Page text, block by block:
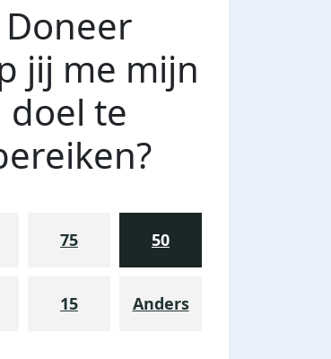
Doneer
jij me mijn
doel te
75 50
15 Anders